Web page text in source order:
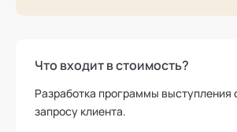
Что входит в стоимость?
Разработка программы выступления
запросу клиента.